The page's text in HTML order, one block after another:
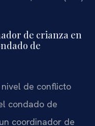
de crianza en
de
de conflicto
condado de
coordinador de